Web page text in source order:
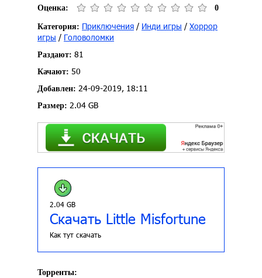
Оценка: 0
Категория: Приключения / Инди игры / Хоррор
игры / Головоломки
Раздают: 81
Качают: 50
Добавлен: 24-09-2019, 18:11
Размер: 2.04 GB
2.04 GB
Скачать Little Misfortune
Как тут скачать
Торренты: